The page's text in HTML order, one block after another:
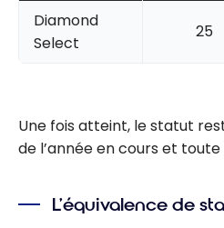
Diamond
Select
25
Une fois atteint, le statut
de l’année en cours et toute
L’équivalence de